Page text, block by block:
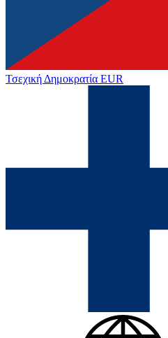
Τσεχική Δημοκρατία EUR